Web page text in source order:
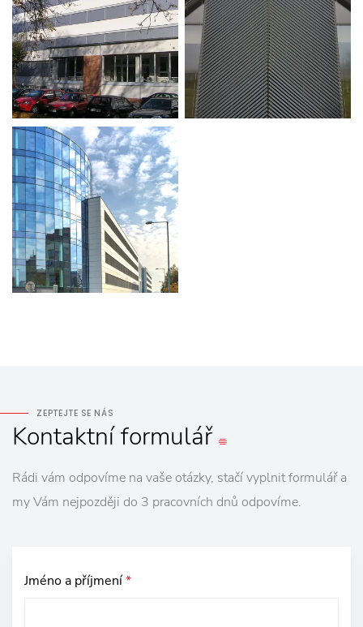
ZEPTEJTE SE NÁS
Kontaktníformulář
Rádi vám odpovíme na vaše otázky, stačí vyplnit formulář a
my Vám nejpozději do 3 pracovních dnů odpovíme.
Jméno a příjmení*